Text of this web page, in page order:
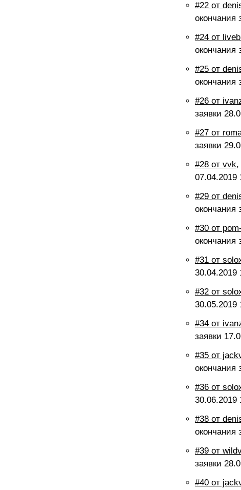
#22 от
окончания
#24 от
окончания
#25 от
окончания
#26 от
заявки
#27 от
заявки
#28 от vvk,
07.04.2019
#29 от
окончания
#30 от
окончания
#31 от
30.04.2019
#32 от
30.05.2019
#34 от
заявки
#35 от
окончания
#36 от
30.06.2019
#38 от
окончания
#39 от
заявки
#40 от